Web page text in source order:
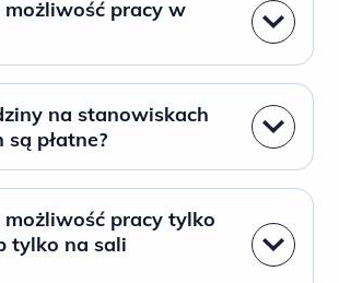
możliwość pracy w
na stanowiskach
płatne?
możliwość pracy tylko
tylko na sali